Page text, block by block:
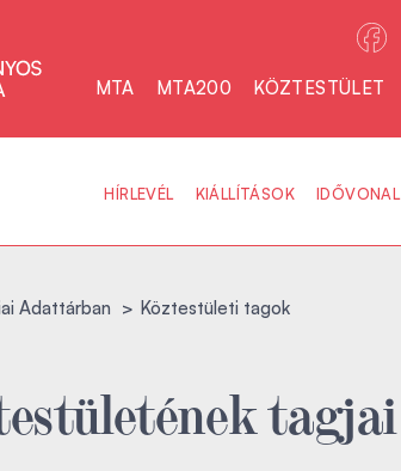
MTA MTA200 KÖZTESTÜLET
HÍRLEVÉL KIÁLLÍTÁSOK IDŐVONAL
Adattárban Köztestületi tagok
tagjai